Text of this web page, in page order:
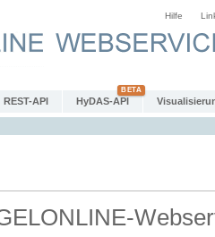
Hilfe
REST-API HyDAS-API